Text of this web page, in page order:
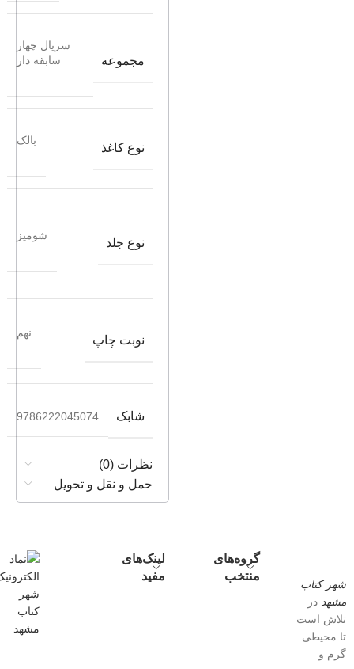
مجموعه
سریال چهار
سابقه دار
نوع کاغذ
بالک
نوع جلد
شومیز
نوبت چاپ
نهم
شابک 9786222045074
نظرات (0)
حمل و نقل و تحویل
شهر کتاب
مشهد در
تلاش است
تا محیطی
گرم و
گروه‌های
منتخب
لینک‌های
مفید